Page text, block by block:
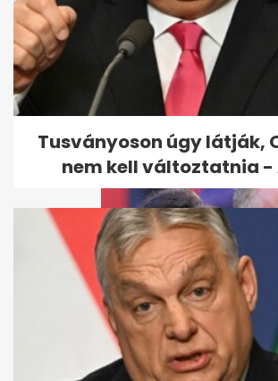
Megjelent Berki
utolsó interjúja,
nappal...
Tusványoson úgy látják,
nem kell változtatnia -